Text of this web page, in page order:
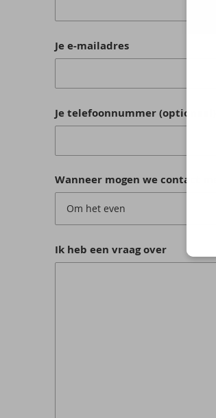
Je e-mailadres
Je telefoonnummer (optioneel)
Wanneer mogen we contact
Om het even
Ik heb een vraag over